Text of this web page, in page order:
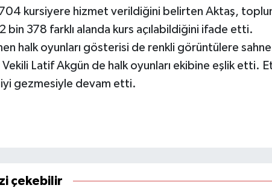
704 kursiyere hizmet verildiğini belirten Aktaş,
bin 378 farklı alanda kurs açılabildiğini ifade etti.
halk oyunları gösterisi de renkli görüntülere
Latif Akgün de halk oyunları ekibine eşlik etti.
gezmesiyle devam etti.
çekebilir